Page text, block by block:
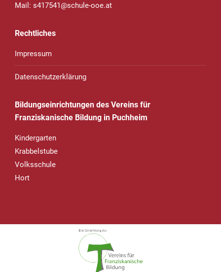
Mail: s417541@schule-ooe.at
Rechtliches
Impressum
Datenschutzerklärung
Bildungseinrichtungen des Vereins für
Franziskanische Bildung in Puchheim
Kindergarten
Krabbelstube
Volksschule
Hort